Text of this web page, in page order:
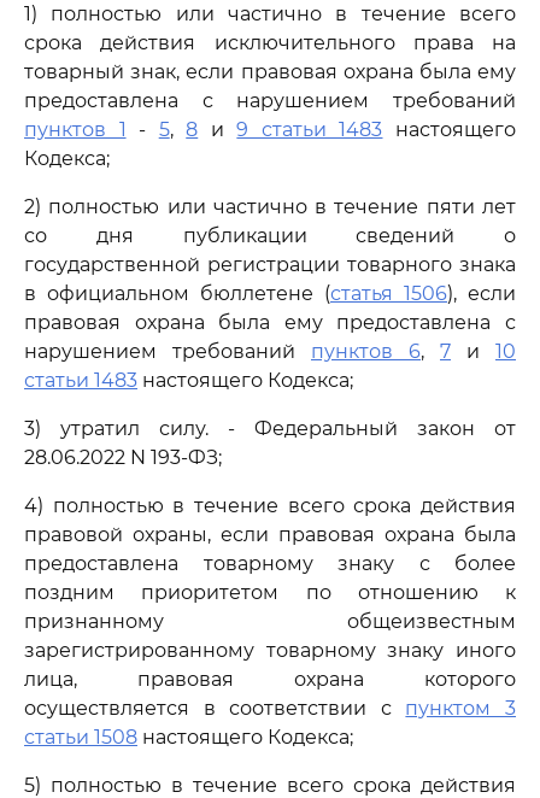
1) полностью или частично в течение всего
срока действия исключительного права на
товарный знак, если правовая охрана была ему
предоставлена с нарушением требований
пунктов 1 - 5,8 и9 статьи 1483 настоящего
Кодекса;
2) полностью или частично в течение пяти лет
со дня публикации сведений о
государственной регистрации товарного знака
в официальном бюллетене (статья 1506), если
правовая охрана была ему предоставлена с
нарушением требований пунктов 6, 7 и 10
статьи 1483 настоящего Кодекса;
3) утратил силу. - Федеральный закон от
28.06.2022 N 193-ФЗ;
4) полностью в течение всего срока действия
правовой охраны, если правовая охрана была
предоставлена товарному знаку с более
поздним приоритетом по отношению к
признанному общеизвестным
зарегистрированному товарному знаку иного
лица, правовая охрана которого
осуществляется в соответствии с пунктом 3
статьи 1508 настоящего Кодекса;
5) полностью в течение всего срока действия